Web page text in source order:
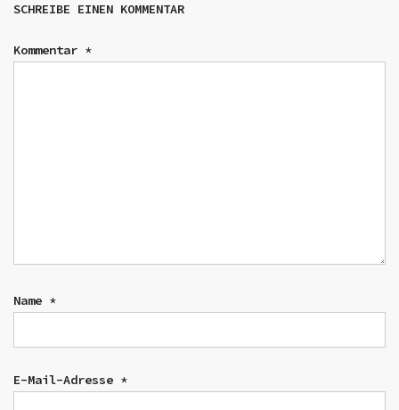
SCHREIBE EINEN KOMMENTAR
Kommentar *
Name *
E-Mail-Adresse *